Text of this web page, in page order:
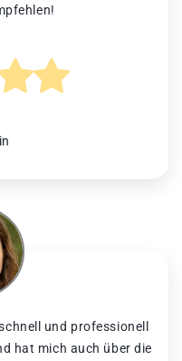
und professionell
hat mich auch über die